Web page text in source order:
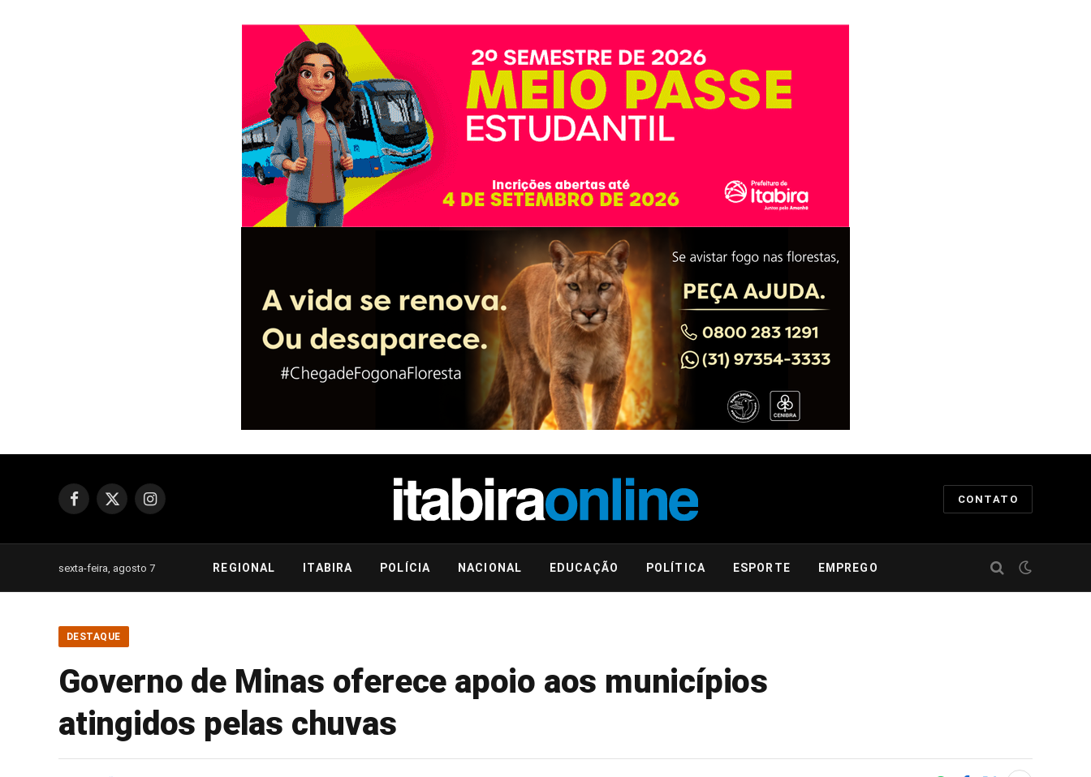
Facebook
X
Instagram
CONTATO
sexta-feira, agosto 7 REGIONAL ITABIRA POLÍCIA NACIONAL EDUCAÇÃO POLÍTICA ESPORTE EMPREGO
DESTAQUE
Governo de Minas oferece apoio aos municípios
atingidos pelas chuvas